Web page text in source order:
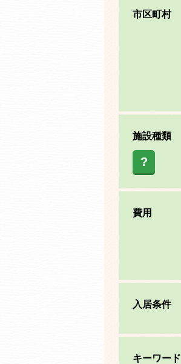
市区町村
施設種類
?
費用
入居条件
キーワード